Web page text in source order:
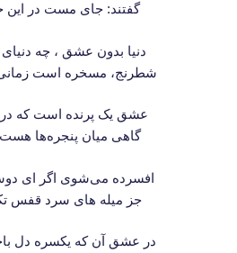
گفتند: جای مست در این
دنیا بدون عشق ، چه
شطرنج، مسخره‌ است
عشق یک پرنده است که
گاهی میان پنجره‌ها
افسرده می‌شوی اگر ای
جز میله های سرد قفس
در عشق آن که یکسره دل